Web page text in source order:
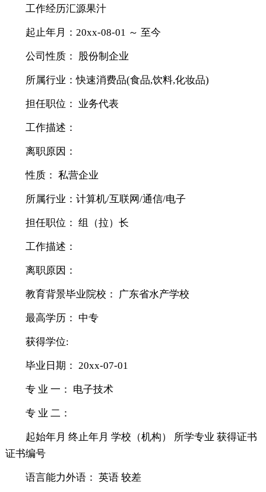
工作经历汇源果汁
起止年月：20xx-08-01 ～ 至今
公司性质： 股份制企业
所属行业：快速消费品(食品,饮料,化妆品)
担任职位： 业务代表
工作描述：
离职原因：
性质： 私营企业
所属行业：计算机/互联网/通信/电子
担任职位： 组（拉）长
工作描述：
离职原因：
教育背景毕业院校： 广东省水产学校
最高学历： 中专
获得学位:
毕业日期： 20xx-07-01
专 业 一： 电子技术
专 业 二：
起始年月 终止年月 学校（机构） 所学专业 获得证书
证书编号
语言能力外语： 英语 较差